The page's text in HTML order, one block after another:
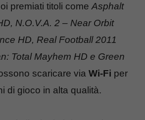
premiati titoli come Asphalt
N.O.V.A. 2 – Near Orbit
HD, Real Football 2011
Total Mayhem HD e Green
scaricare via Wi-Fi per
di gioco in alta qualità.